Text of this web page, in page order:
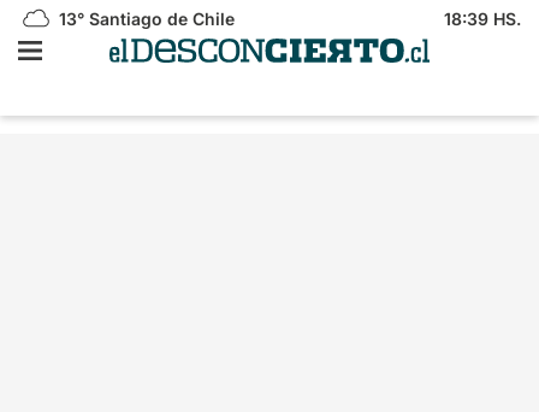
13° Santiago de Chile 18:39 HS.